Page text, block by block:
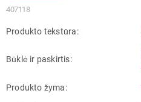
407118
Produkto tekstūra
Būklė ir paskirtis
Produkto žyma